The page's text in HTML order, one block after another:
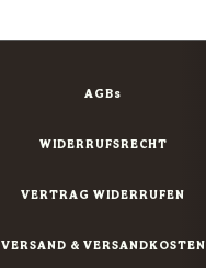
AGBs
WIDERRUFSRECHT
VERTRAG WIDERRUFEN
VERSAND & VERSANDKOSTEN